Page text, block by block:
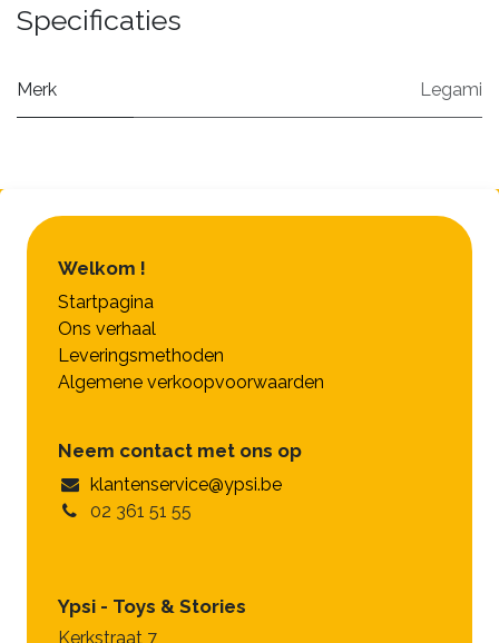
Specificaties
Merk Legami
Welkom !
Startpagina
Ons verhaal
Leveringsmethoden
Algemene verkoopvoorwaarden
Neem contact met ons op
klantenservice@ypsi.be
02 361 51 55
Ypsi - Toys & Stories
Kerkstraat 7